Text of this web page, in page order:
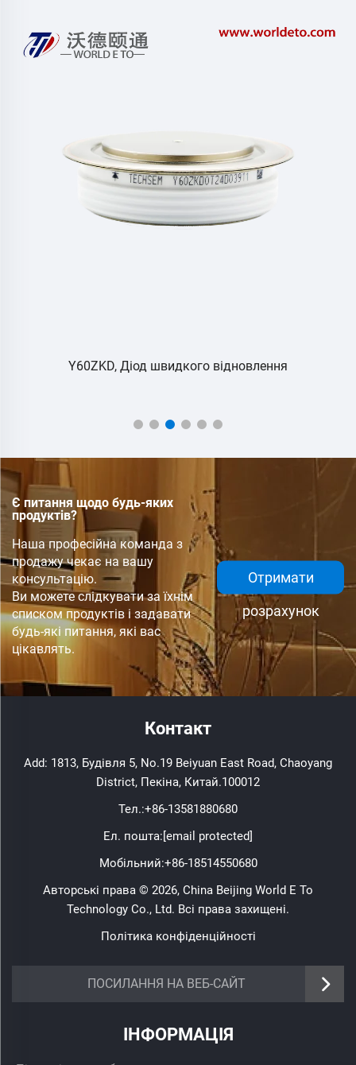
Y60ZKD, Діод швидкого відновлення
Є питання щодо будь-яких
продуктів?
Наша професійна команда з
продажу чекає на вашу
консультацію.
Ви можете слідкувати за їхнім
списком продуктів і задавати
будь-які питання, які вас
цікавлять.
Отримати
розрахунок
Контакт
Add: 1813, Будівля 5, No.19 Beiyuan East Road, Chaoyang
District, Пекіна, Китай.100012
Тел.:+86-13581880680
Ел. пошта:[email protected]
Мобільний:+86-18514550680
Авторські права © 2026, China Beijing World E To
Technology Co., Ltd. Всі права захищені.
Політика конфіденційності
ПОСИЛАННЯ НА ВЕБ-САЙТ
ІНФОРМАЦІЯ